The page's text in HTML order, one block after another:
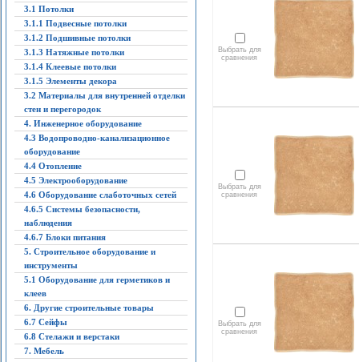
3.1 Потолки
3.1.1 Подвесные потолки
3.1.2 Подшивные потолки
3.1.3 Натяжные потолки
3.1.4 Клеевые потолки
3.1.5 Элементы декора
3.2 Материалы для внутренней отделки
стен и перегородок
4. Инженерное оборудование
4.3 Водопроводно-канализационное
оборудование
4.4 Отопление
4.5 Электрооборудование
4.6 Оборудование слаботочных сетей
4.6.5 Системы безопасности,
наблюдения
4.6.7 Блоки питания
5. Строительное оборудование и
инструменты
5.1 Оборудование для герметиков и
клеев
6. Другие строительные товары
6.7 Сейфы
6.8 Стелажи и верстаки
7. Мебель
Выбрать для
сравнения
Выбрать для
сравнения
Выбрать для
сравнения